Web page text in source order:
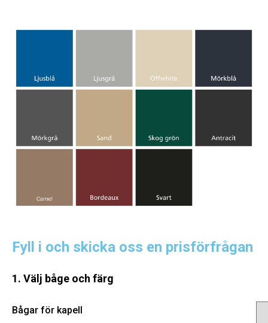
Fyll i och skicka oss en prisförfrågan
1. Välj båge och färg
Bågar för kapell